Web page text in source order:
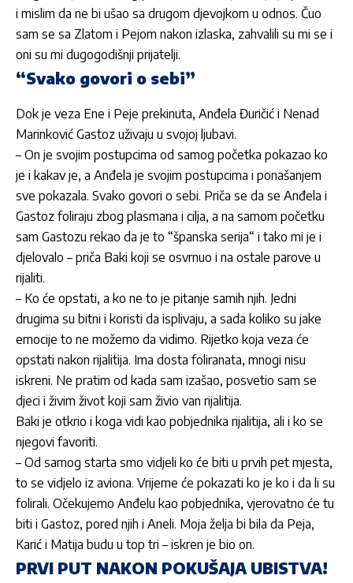
i mislim da ne bi ušao sa drugom djevojkom u odnos. Čuo
sam se sa Zlatom i Pejom nakon izlaska, zahvalili su mi se i
oni su mi dugogodišnji prijatelji.
“Svako govori o sebi”
Dok je veza Ene i Peje prekinuta, Anđela Đuričić i Nenad
Marinković Gastoz uživaju u svojoj ljubavi.
– On je svojim postupcima od samog početka pokazao ko
je i kakav je, a Anđela je svojim postupcima i ponašanjem
sve pokazala. Svako govori o sebi. Priča se da se Anđela i
Gastoz foliraju zbog plasmana i cilja, a na samom početku
sam Gastozu rekao da je to “španska serija“ i tako mi je i
djelovalo – priča Baki koji se osvrnuo i na ostale parove u
rijaliti.
– Ko će opstati, a ko ne to je pitanje samih njih. Jedni
drugima su bitni i koristi da isplivaju, a sada koliko su jake
emocije to ne možemo da vidimo. Rijetko koja veza će
opstati nakon rijalitija. Ima dosta foliranata, mnogi nisu
iskreni. Ne pratim od kada sam izašao, posvetio sam se
djeci i živim život koji sam živio van rijalitija.
Baki je otkrio i koga vidi kao pobjednika rijalitija, ali i ko se
njegovi favoriti.
– Od samog starta smo vidjeli ko će biti u prvih pet mjesta,
to se vidjelo iz aviona. Vrijeme će pokazati ko je ko i da li su
folirali. Očekujemo Anđelu kao pobjednika, vjerovatno će tu
biti i Gastoz, pored njih i Aneli. Moja želja bi bila da Peja,
Karić i Matija budu u top tri – iskren je bio on.
PRVI PUT NAKON POKUŠAJA UBISTVA!